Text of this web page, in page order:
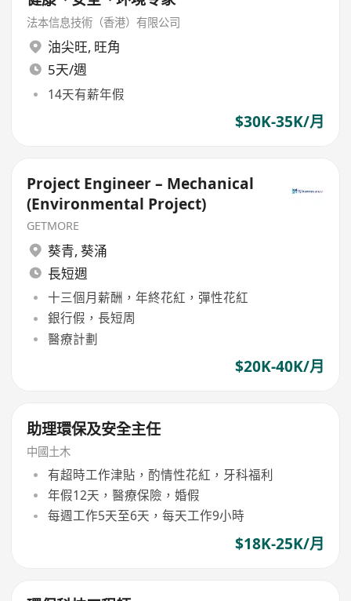
法本信息技術（香港）有限公司
油尖旺, 旺角
5天/週
14天有薪年假
$30K-35K/月
Project Engineer – Mechanical
(Environmental Project)
GETMORE
葵青, 葵涌
長短週
十三個月薪酬，年終花紅，彈性花紅
銀行假，長短周
醫療計劃
$20K-40K/月
助理環保及安全主任
中國土木
有超時工作津貼，酌情性花紅，牙科福利
年假12天，醫療保險，婚假
每週工作5天至6天，每天工作9小時
$18K-25K/月